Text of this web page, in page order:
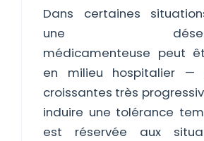
Dans certaines
une
médicamenteuse peut
en milieu hospitalier —
croissantes très
induire une tolérance
est réservée aux